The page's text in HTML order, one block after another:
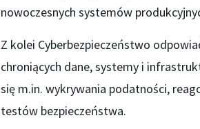
nowoczesnych systemów
Z kolei Cyberbezpieczeństwo
chroniących dane, systemy i
się m.in. wykrywania podatności,
testów bezpieczeństwa.